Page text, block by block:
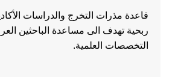
ربحية تهدف الى مساعدة الباحثين
التخصصات العلمية.